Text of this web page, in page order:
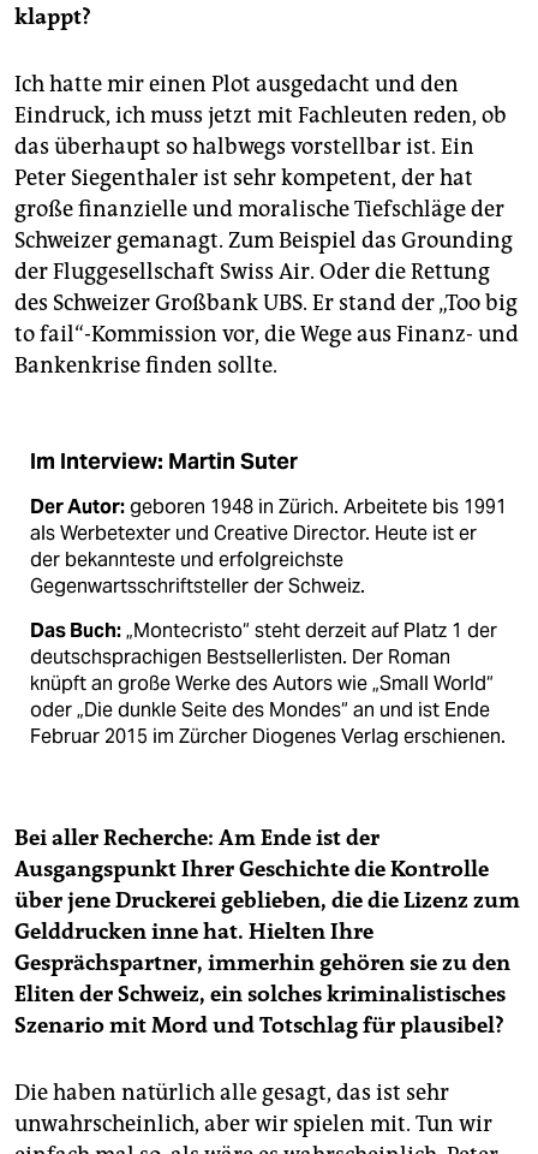
klappt?
Ich hatte mir einen Plot ausgedacht und den
Eindruck, ich muss jetzt mit Fachleuten reden, ob
das überhaupt so halbwegs vorstellbar ist. Ein
Peter Siegenthaler ist sehr kompetent, der hat
große finanzielle und moralische Tiefschläge der
Schweizer gemanagt. Zum Beispiel das Grounding
der Fluggesellschaft Swiss Air. Oder die Rettung
des Schweizer Großbank UBS. Er stand der „Too big
to fail“-Kommission vor, die Wege aus Finanz- und
Bankenkrise finden sollte.
Im Interview: Martin Suter
Der Autor:geboren 1948 in Zürich. Arbeitete bis 1991
als Werbetexter und Creative Director. Heute ist er
der bekannteste und erfolgreichste
Gegenwartsschriftsteller der Schweiz.
Das Buch:„Montecristo“ steht derzeit auf Platz 1 der
deutschsprachigen Bestsellerlisten. Der Roman
knüpft an große Werke des Autors wie „Small World“
oder „Die dunkle Seite des Mondes“ an und ist Ende
Februar 2015 im Zürcher Diogenes Verlag erschienen.
Bei aller Recherche: Am Ende ist der
Ausgangspunkt Ihrer Geschichte die Kontrolle
über jene Druckerei geblieben, die die Lizenz zum
Gelddrucken inne hat. Hielten Ihre
Gesprächspartner, immerhin gehören sie zu den
Eliten der Schweiz, ein solches kriminalistisches
Szenario mit Mord und Totschlag für plausibel?
Die haben natürlich alle gesagt, das ist sehr
unwahrscheinlich, aber wir spielen mit. Tun wir